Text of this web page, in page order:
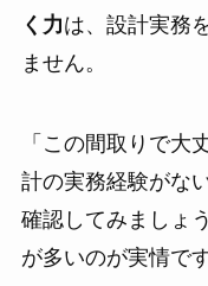
く力は、設計実務
ません。
「この間取りで大
計の実務経験がな
確認してみましょ
が多いのが実情です